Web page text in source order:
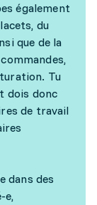
également
du
que de la
Tu
dois donc
de travail
dans des
e,